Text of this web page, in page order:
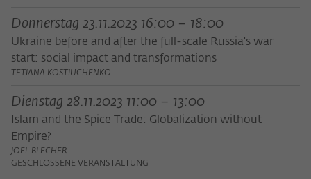
Donnerstag 23.11.2023 16:00 – 18:00
Ukraine before and after the full-scale Russia's war
start: social impact and transformations
TETIANA KOSTIUCHENKO
Dienstag 28.11.2023 11:00 – 13:00
Islam and the Spice Trade: Globalization without
Empire?
JOEL BLECHER
GESCHLOSSENE VERANSTALTUNG